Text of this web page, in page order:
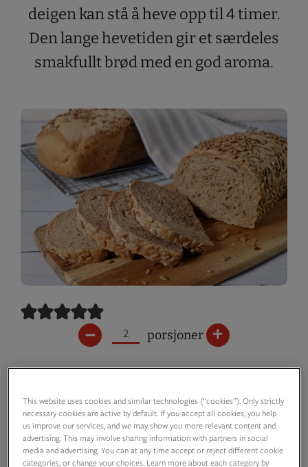
deigen kan stå å heve opp til 4 timer.
Den lange hevetiden gir et særdeles
smakfullt brød med en god aroma.
porsjoner
– +
Ingredienser
This website uses cookies and similar technologies (“cookies”). Only strictly
necessary cookies are active by default. If you accept all cookies, you help
us improve our services, and we may show you more relevant content and
advertising. This may involve sharing information with partners in social
media and advertising. You can at any time accept or reject different cookie
categories, or change your choices. Learn more about each category by